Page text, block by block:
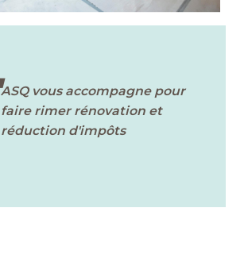
ASQ vous accompagne pour
faire rimer rénovation et
réduction d'impôts